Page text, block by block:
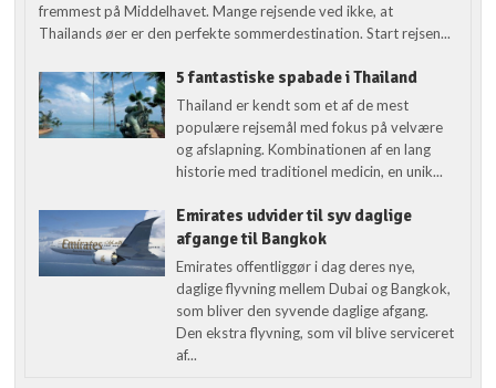
fremmest på Middelhavet. Mange rejsende ved ikke, at
Thailands øer er den perfekte sommerdestination. Start rejsen...
5 fantastiske spabade i Thailand
Thailand er kendt som et af de mest
populære rejsemål med fokus på velvære
og afslapning. Kombinationen af en lang
historie med traditionel medicin, en unik...
Emirates udvider til syv daglige
afgange til Bangkok
Emirates offentliggør i dag deres nye,
daglige flyvning mellem Dubai og Bangkok,
som bliver den syvende daglige afgang.
Den ekstra flyvning, som vil blive serviceret
af...